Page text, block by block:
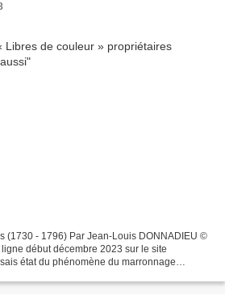
(1730 - 1796) Par Jean-Louis DONNADIEU ©
début décembre 2023 sur le site
état du phénomène du marronnage